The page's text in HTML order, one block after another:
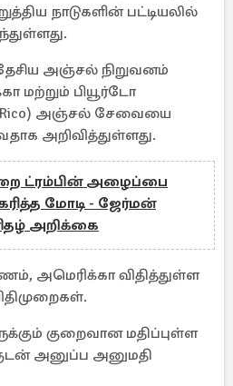
நாடுகளின் பட்டியலில்
அஞ்சல் நிறுவனம்
மற்றும் பியூர்டோ
Rico) அஞ்சல் சேவையை
அறிவித்துள்ளது.
ட்ரம்பின் அழைப்பை
மோடி - ஜேர்மன்
அறிக்கை
அமெரிக்கா விதித்துள்ள
குறைவான மதிப்புள்ள
அனுப்ப அனுமதி